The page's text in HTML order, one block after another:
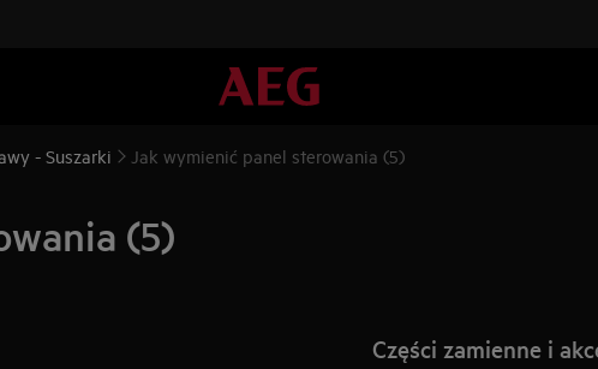
- Suszarki Jak wymienić panel sterowania (5)
(5)
Części zamienne i